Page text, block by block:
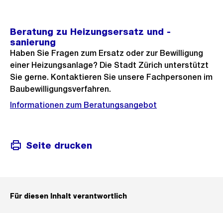
Beratung zu Heizungsersatz und -
sanierung
Haben Sie Fragen zum Ersatz oder zur Bewilligung
einer Heizungsanlage? Die Stadt Zürich unterstützt
Sie gerne. Kontaktieren Sie unsere Fachpersonen im
Baubewilligungsverfahren.
Informationen zum Beratungsangebot
Seite drucken
Für diesen Inhalt verantwortlich